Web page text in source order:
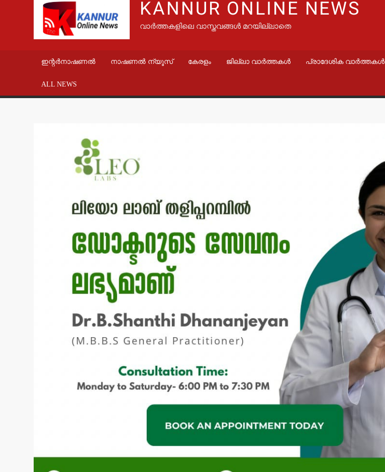
KANNUR ONLINE NEWS
വാർത്തകളിലെ വാസ്തവങ്ങൾ മറയില്ലാതെ
ഇന്റർനാഷണൽ നാഷണൽ ന്യൂസ് കേരളം ജില്ലാ വാർത്തകൾ പ്രാദേശിക വാർത്തകൾ
ALL NEWS
പിക്കപ്പ് വാന്‍ ഇടിച്ച്
സ്‌ക്കൂട്ടര്‍
യാത്രക്കാരിക്ക്
ഗുരുതരപരിക്ക്
admin3 August 6, 2026